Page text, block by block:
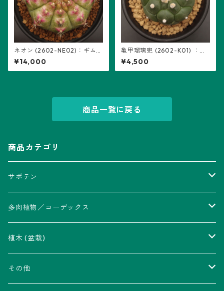
ネオン (2602-NE02)：ギムノ
カリキウム属 ※実生
¥14,000
亀甲瑠璃兜 (2602-K01) ：ア
ストロフィツム属 ※実生
¥4,500
商品一覧に戻る
商品カテゴリ
サボテン
アストロフィツム属
瑠璃兜錦、兜丸錦
V-type兜
アリオカルプス属
ウィギンシア属
多肉植物／コーデックス
アカベ属
アロエ属
植木 (盆栽)
ムクロジ科：カエデ属
その他